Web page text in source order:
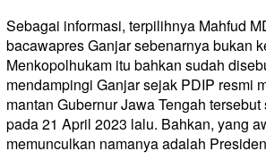
Sebagai informasi, terpilihnya Mahfud
bacawapres Ganjar sebenarnya bukan
Menkopolhukam itu bahkan sudah
mendampingi Ganjar sejak PDIP resmi
mantan Gubernur Jawa Tengah
pada 21 April 2023 lalu. Bahkan, yang
memunculkan namanya adalah